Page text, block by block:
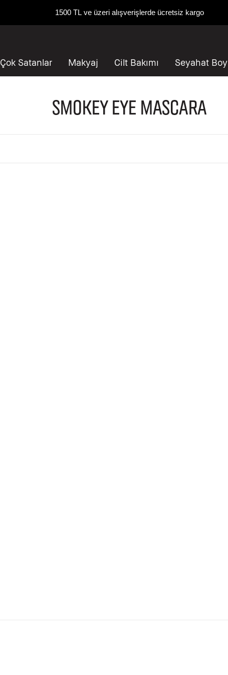
1500 TL ve üzeri alışverişlerde ücretsiz kargo
Çok Satanlar Makyaj Cilt Bakımı Seyahat Boy
Smokey Eye Mascara